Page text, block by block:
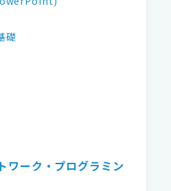
礎
ワーク・プログラミン